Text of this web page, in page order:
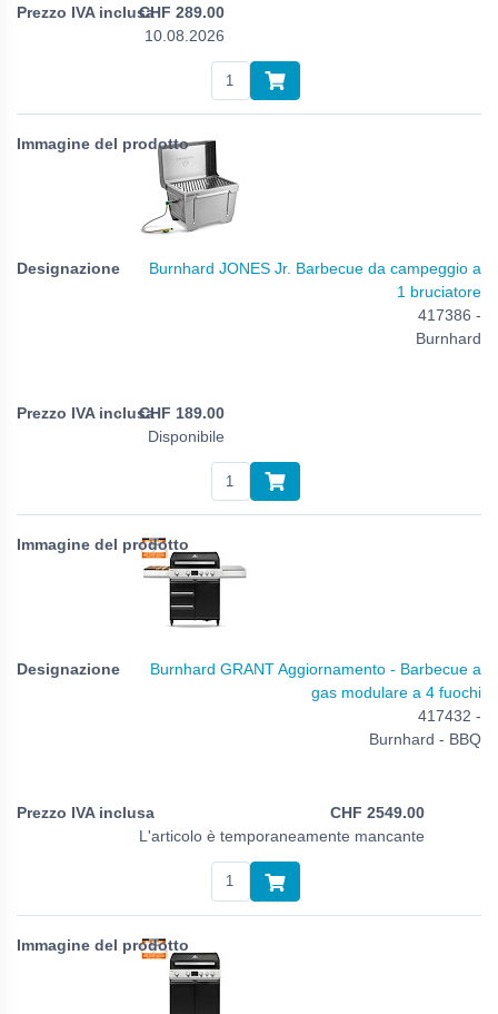
CHF 289.00
10.08.2026
Burnhard JONES Jr. Barbecue da campeggio a
1 bruciatore
417386 -
Burnhard
CHF 189.00
Disponibile
Burnhard GRANT Aggiornamento - Barbecue a
gas modulare a 4 fuochi
417432 -
Burnhard - BBQ
CHF 2549.00
L'articolo è temporaneamente mancante